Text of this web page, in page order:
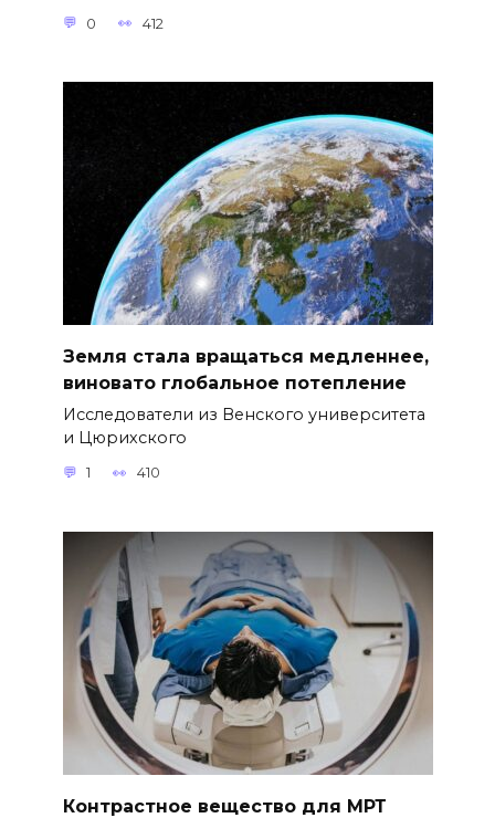
0 412
Земля стала вращаться медленнее,
виновато глобальное потепление
Исследователи из Венского университета
и Цюрихского
1 410
Контрастное вещество для МРТ